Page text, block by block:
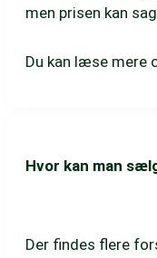
men prisen kan
Du kan læse mere
Hvor kan man
Der findes flere